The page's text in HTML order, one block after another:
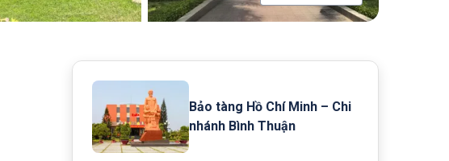
Bảo tàng Hồ Chí Minh – Chi
nhánh Bình Thuận